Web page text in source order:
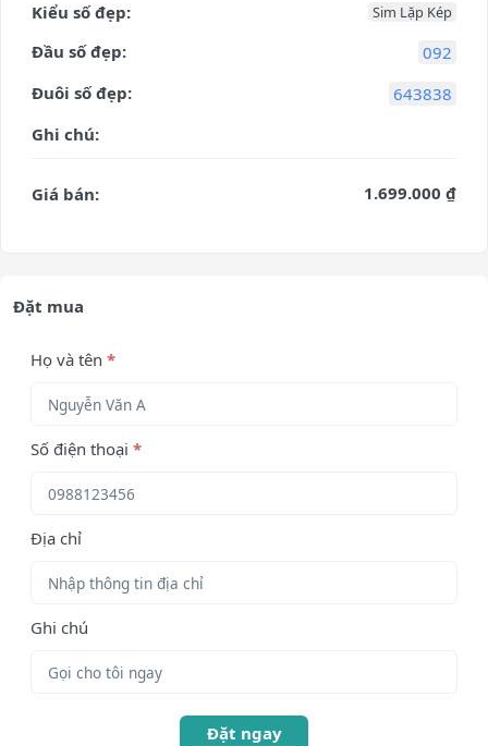
Kiểu số đẹp: Sim Lặp Kép
Đầu số đẹp:
092
Đuôi số đẹp:
643838
Ghi chú:
Giá bán: 1.699.000 ₫
Đặt mua
Họ và tên *
Số điện thoại *
Địa chỉ
Ghi chú
Đặt ngay